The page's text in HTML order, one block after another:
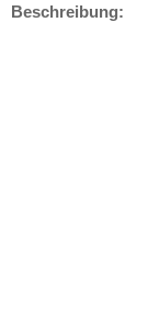
Beschreibung: